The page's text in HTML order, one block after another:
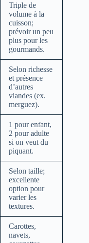
Triple de
volume à la
cuisson;
prévoir un peu
plus pour les
gourmands.
Selon richesse
et présence
d’autres
viandes (ex.
merguez).
1 pour enfant,
2 pour adulte
si on veut du
piquant.
Selon taille;
excellente
option pour
varier les
textures.
Carottes,
navets,